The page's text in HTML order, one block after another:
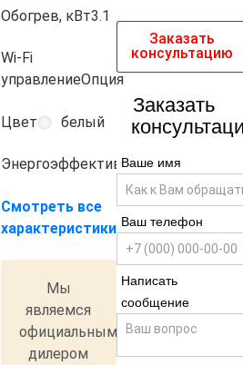
Заказать
консультацию
Заказать
Ваше имя
Ваш телефон
Написать
сообщение
Обогрев, кВт3.1
Wi-Fi
управлениеОпция
Цвет белый
ЭнергоэффективностьA++
Смотреть все
характеристики
Мы
являемся
официальным
дилером